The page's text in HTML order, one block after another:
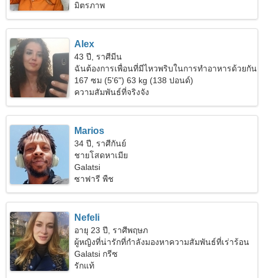
มิตรภาพ
Alex
43 ปี, ราศีมีน
ฉันต้องการเพื่อนที่มีไหวพริบในการทำอาหารด้วยกัน
167 ซม (5'6") 63 kg (138 ปอนด์)
ความสัมพันธ์ที่จริงจัง
Marios
34 ปี, ราศีกันย์
ชายโสดหาเมีย
Galatsi
ซาฟารี พืช
Nefeli
อายุ 23 ปี, ราศีพฤษภ
ผู้หญิงที่น่ารักที่กำลังมองหาความสัมพันธ์ที่เร่าร้อน
Galatsi กรีซ
รักแท้